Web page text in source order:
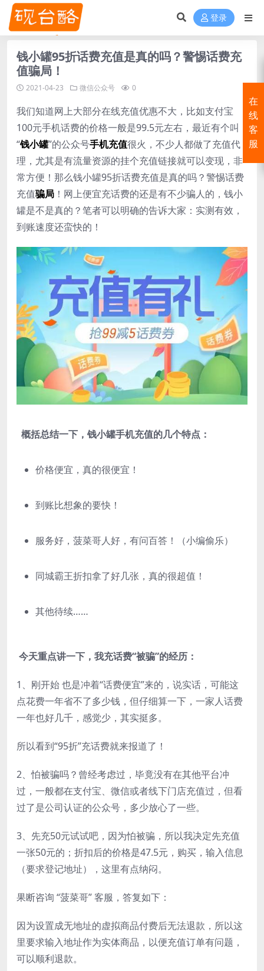
登录
钱小罐95折话费充值是真的吗？警惕话费充
值骗局！
2021-04-23 微信公众号 0
我们知道网上大部分在线充值优惠不大，比如支付宝
100元手机话费的价格一般是99.5元左右，最近有个叫
“钱小罐”的公众号手机充值很火，不少人都做了充值代
理，尤其是有流量资源的挂个充值链接就可以变现，非
常方便！那么钱小罐95折话费充值是真的吗？警惕话费
充值骗局 ！网上便宜充话费的还是有不少骗人的，钱小
罐是不是真的？笔者可以明确的告诉大家：实测有效，
到账速度还蛮快的！
概括总结一下，钱小罐手机充值的几个特点：
价格便宜，真的很便宜！
到账比想象的要快！
服务好，菠菜哥人好，有问百答！（小编偷乐）
同城霸王折扣拿了好几张，真的很超值！
其他待续……
今天重点讲一下，我充话费“被骗”的经历：
1、刚开始 也是冲着“话费便宜”来的，说实话，可能这
点花费一年省不了多少钱，但仔细算一下，一家人话费
一年也好几千，感觉少，其实挺多。
所以看到“95折”充话费就来报道了！
2、怕被骗吗？曾经考虑过，毕竟没有在其他平台冲
过，一般都在支付宝、微信或者线下门店充值过，但看
过了是公司认证的公众号，多少放心了一些。
3、先充50元试试吧，因为怕被骗，所以我决定先充值
一张50元的；折扣后的价格是47.5元，购买，输入信息
（要求登记地址），这里有点纳闷。
果断咨询 “菠菜哥” 客服，答复如下：
因为设置成无地址的虚拟商品付费后无法退款，所以这
里要求输入地址作为实体商品，以便充值订单有问题，
可以顺利退款。
在
线
客
服